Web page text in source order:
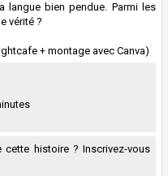
langue bien pendue. Parmi les
vérité ?
+ montage avec Canva)
histoire ? Inscrivez-vous